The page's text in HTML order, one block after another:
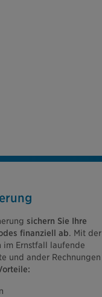
sichern Sie Ihre
finanziell ab. Mit der
im Ernstfall laufende
und ander Rechnungen